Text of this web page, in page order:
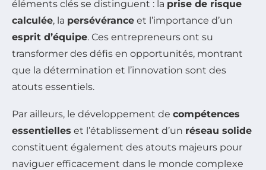
éléments clés se distinguent : la prise de risque
calculée, la persévérance et l’importance d’un
esprit d’équipe. Ces entrepreneurs ont su
transformer des défis en opportunités, montrant
que la détermination et l’innovation sont des
atouts essentiels.
Par ailleurs, le développement de compétences
essentielles et l’établissement d’un réseau solide
constituent également des atouts majeurs pour
naviguer efficacement dans le monde complexe